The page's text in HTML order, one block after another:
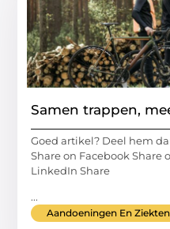
Samen trappen,
Goed artikel? Deel hem
Share on Facebook Share
LinkedIn Share
...
Aandoeningen En Ziekten